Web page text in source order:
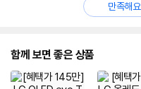
만족해요
함께 보면 좋은 상품